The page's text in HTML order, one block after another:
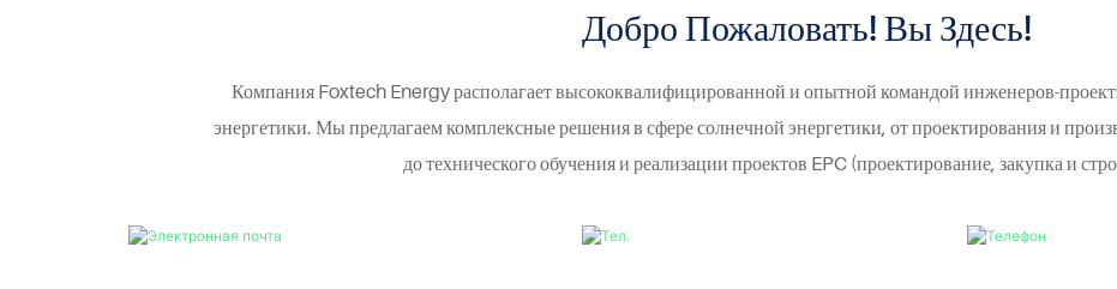
Добро Пожаловать! Вы Здесь!
Компания Foxtech Energy располагает высококвалифицированной и опытной командой инженеров-
энергетики. Мы предлагаем комплексные решения в сфере солнечной энергетики, от проектирования и
до технического обучения и реализации проектов EPC (проектирование, закупка и